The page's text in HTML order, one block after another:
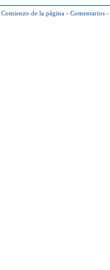
Comienzo de la página - Comentarios -